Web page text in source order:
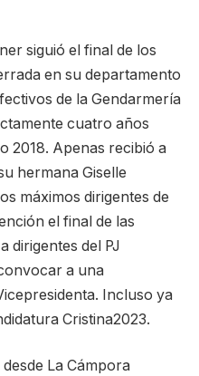
siguió el final de los
en su departamento
de la Gendarmería
cuatro años
2018. Apenas recibió a
hermana Giselle
máximos dirigentes de
el final de las
dirigentes del PJ
a una
Incluso ya
Cristina2023.
La Cámpora